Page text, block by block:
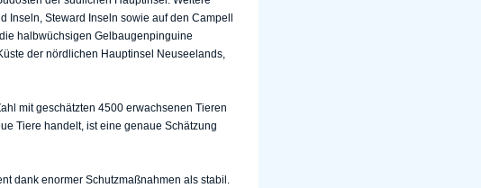
Steward Inseln sowie auf den Campell
halbwüchsigen Gelbaugenpinguine
der nördlichen Hauptinsel Neuseelands,
mit geschätzten 4500 erwachsenen Tieren
Tiere handelt, ist eine genaue Schätzung
dank enormer Schutzmaßnahmen als stabil.